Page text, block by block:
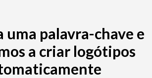
uma palavra-chave e
a criar logótipos